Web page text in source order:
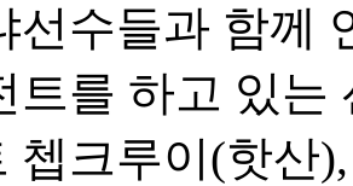
선수들과 함께
트를 하고 있는
쳅크루이(핫산